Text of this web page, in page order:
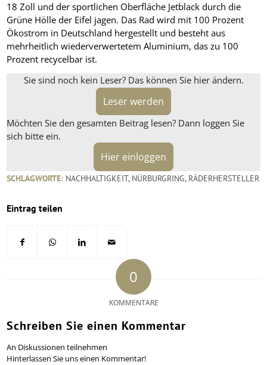
18 Zoll und der sportlichen Oberfläche Jetblack durch die
Grüne Hölle der Eifel jagen. Das Rad wird mit 100 Prozent
Ökostrom in Deutschland hergestellt und besteht aus
mehrheitlich wiederverwertetem Aluminium, das zu 100
Prozent recycelbar ist.
Sie sind noch kein Leser? Das können Sie hier ändern.
Leser werden
Möchten Sie den gesamten Beitrag lesen? Dann loggen Sie
sich bitte ein.
Hier einloggen
SCHLAGWORTE: NACHHALTIGKEIT, NÜRBURGRING, RÄDERHERSTELLER
Eintrag teilen
0
KOMMENTARE
Schreiben Sie einen Kommentar
An Diskussionen teilnehmen
Hinterlassen Sie uns einen Kommentar!